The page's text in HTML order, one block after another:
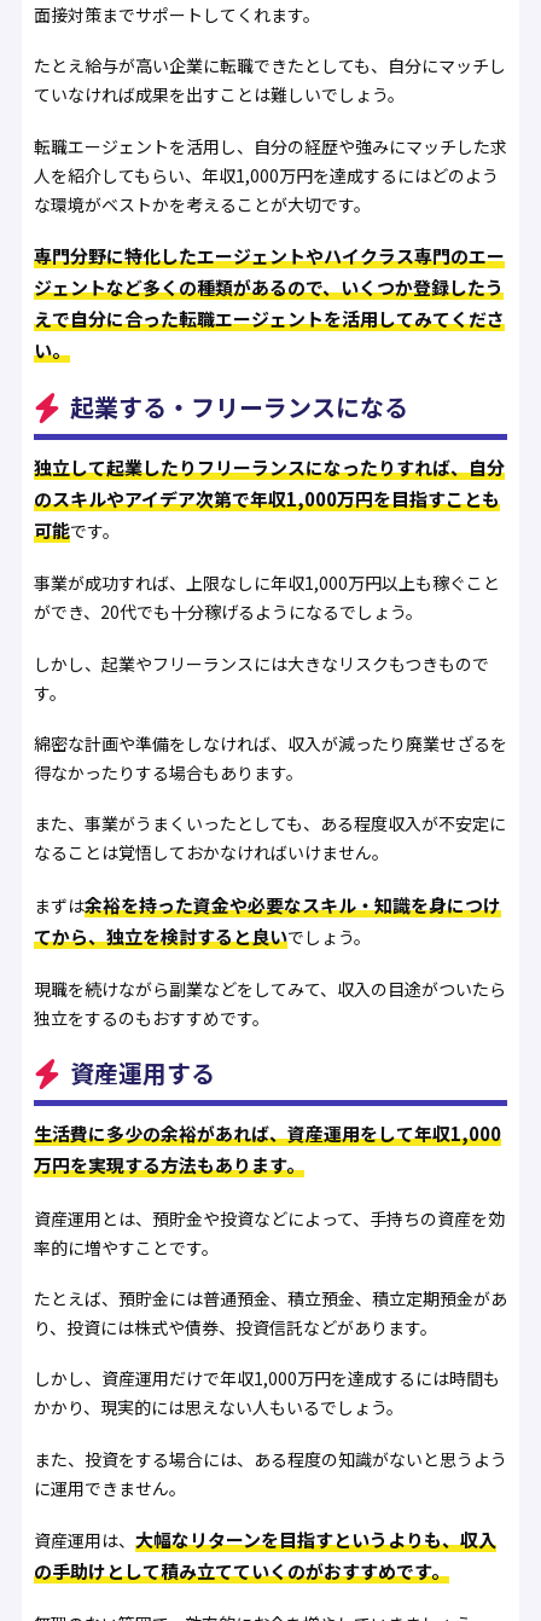
面接対策までサポートしてくれます。
たとえ給与が高い企業に転職できたとしても、自分にマッチし
ていなければ成果を出すことは難しいでしょう。
転職エージェントを活用し、自分の経歴や強みにマッチした求
人を紹介してもらい、年収1,000万円を達成するにはどのよう
な環境がベストかを考えることが大切です。
専門分野に特化したエージェントやハイクラス専門のエー
ジェントなど多くの種類があるので、いくつか登録したう
えで自分に合った転職エージェントを活用してみてくださ
い。
起業する・フリーランスになる
独立して起業したりフリーランスになったりすれば、自分
のスキルやアイデア次第で年収1,000万円を目指すことも
可能です。
事業が成功すれば、上限なしに年収1,000万円以上も稼ぐこと
ができ、20代でも十分稼げるようになるでしょう。
しかし、起業やフリーランスには大きなリスクもつきもので
す。
綿密な計画や準備をしなければ、収入が減ったり廃業せざるを
得なかったりする場合もあります。
また、事業がうまくいったとしても、ある程度収入が不安定に
なることは覚悟しておかなければいけません。
まずは余裕を持った資金や必要なスキル・知識を身につけ
てから、独立を検討すると良いでしょう。
現職を続けながら副業などをしてみて、収入の目途がついたら
独立をするのもおすすめです。
資産運用する
生活費に多少の余裕があれば、資産運用をして年収1,000
万円を実現する方法もあります。
資産運用とは、預貯金や投資などによって、手持ちの資産を効
率的に増やすことです。
たとえば、預貯金には普通預金、積立預金、積立定期預金があ
り、投資には株式や債券、投資信託などがあります。
しかし、資産運用だけで年収1,000万円を達成するには時間も
かかり、現実的には思えない人もいるでしょう。
また、投資をする場合には、ある程度の知識がないと思うよう
に運用できません。
資産運用は、 大幅なリターンを目指すというよりも、収入
の手助けとして積み立てていくのがおすすめです。